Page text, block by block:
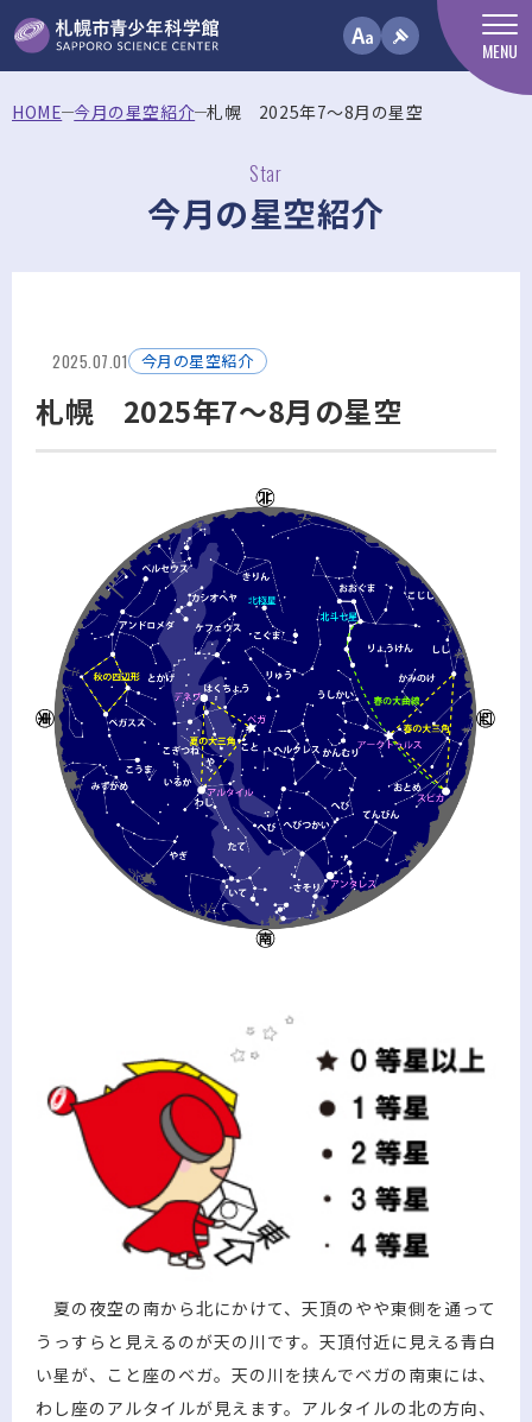
MENU
HOME 今月の星空紹介 札幌 2025年7～8月の星空
Star
今月の星空紹介
2025.07.01 今月の星空紹介
札幌 2025年7～8月の星空
夏の夜空の南から北にかけて、天頂のやや東側を通って
うっすらと見えるのが天の川です。天頂付近に見える青白
い星が、こと座のベガ。天の川を挟んでベガの南東には、
わし座のアルタイルが見えます。アルタイルの北の方向、